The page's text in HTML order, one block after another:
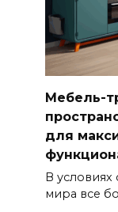
Мебель-
для
В
мира все